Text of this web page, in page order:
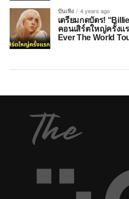
บันเทิง 4 years ago
เตรียมกดบัตร!
คอนเสิร์ตใหญ่ครั้งแ
Ever The World